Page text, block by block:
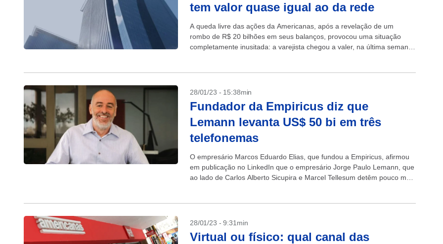
tem valor quase igual ao da rede
A queda livre das ações da Americanas, após a revelação de um
rombo de R$ 20 bilhões em seus balanços, provocou uma situação
completamente inusitada: a varejista chegou a valer, na última semana,
28/01/23 - 15:38min
Fundador da Empiricus diz que
Lemann levanta US$ 50 bi em três
telefonemas
O empresário Marcos Eduardo Elias, que fundou a Empiricus, afirmou
em publicação no LinkedIn que o empresário Jorge Paulo Lemann, que
ao lado de Carlos Alberto Sicupira e Marcel Tellesum detêm pouco mais
28/01/23 - 9:31min
Virtual ou físico: qual canal das